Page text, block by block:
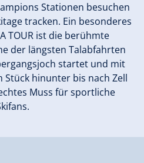
Stationen besuchen
tracken. Ein besonderes
TOUR ist die berühmte
der längsten Talabfahrten
startet und mit
Stück hinunter bis nach Zell
Muss für sportliche